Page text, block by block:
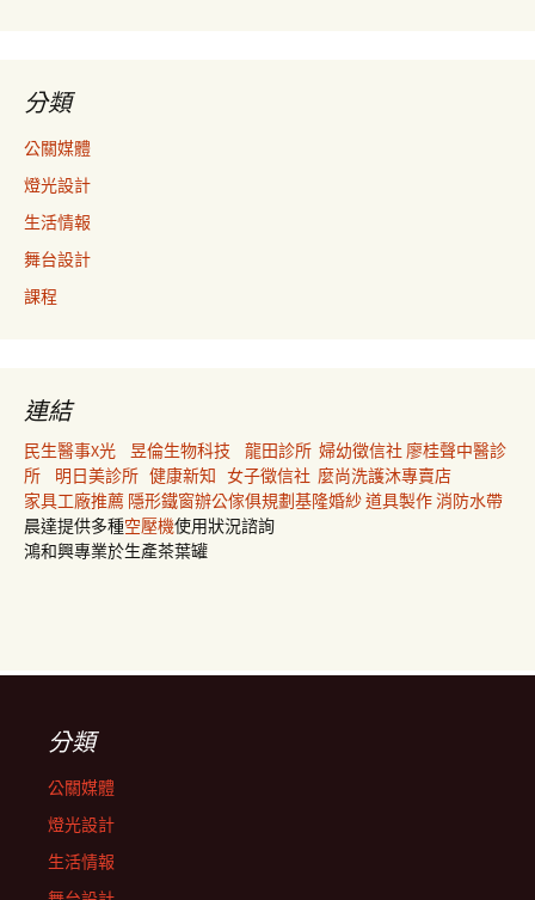
分類
公關媒體
燈光設計
生活情報
舞台設計
課程
連結
民生醫事X光 昱倫生物科技 龍田診所 婦幼徵信社 廖桂聲中醫診
所
明日美診所 健康新知 女子徵信社 麼尚洗護沐專賣店
家具工廠推薦 隱形鐵窗辦公傢俱規劃基隆婚紗道具製作消防水帶
晨達提供多種空壓機使用狀況諮詢
鴻和興專業於生產茶葉罐
分類
公關媒體
燈光設計
生活情報